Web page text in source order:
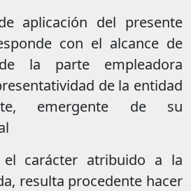
aplicación del presente
con el alcance de
la parte empleadora
de la entidad
emergente de su
carácter atribuido a la
resulta procedente hacer